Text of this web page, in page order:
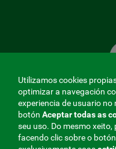
Utilizamos cookies
optimizar a navegación
experiencia de usuario no
botón Aceptar todas as
seu uso. Do mesmo
facendo clic sobre o botón